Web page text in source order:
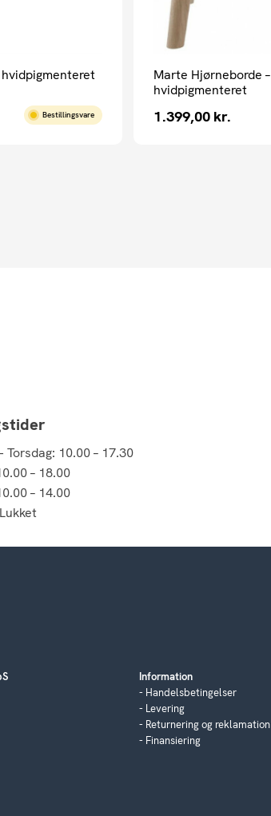
Bestillingsvare
Marte Hjørneborde –
hvidpigmenteret
1.399,00 kr.
Torsdag: 10.00 – 17.30
– 18.00
– 14.00
Information
Handelsbetingelser
Levering
Returnering og reklamation
Finansiering